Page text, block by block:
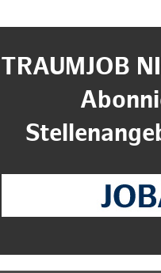
TRAUMJOB